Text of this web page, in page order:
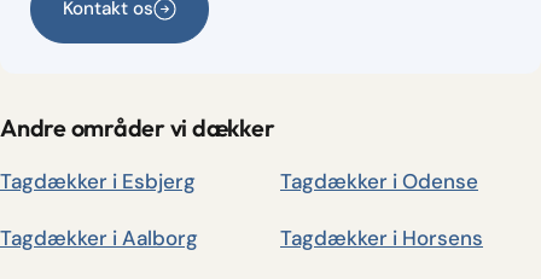
Kontakt os
Andre områder vi dækker
Tagdækker i Esbjerg Tagdækker i Odense
Tagdækker i Aalborg Tagdækker i Horsens